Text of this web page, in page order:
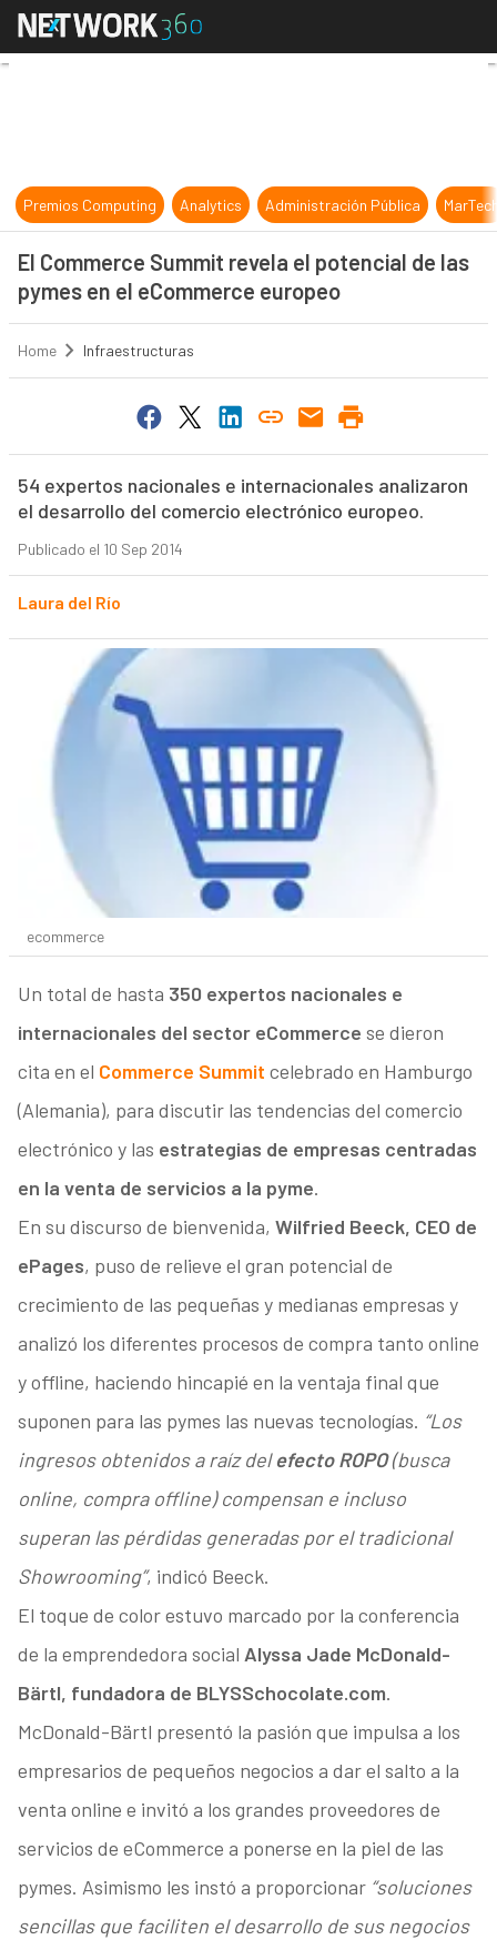
El Commerce Summit revela el
Premios Computing Analytics Administración Pública
El Commerce Summit revela el potencial de las
pymes en el eCommerce europeo
Home Infraestructuras
54 expertos nacionales e internacionales analizaron
el desarrollo del comercio electrónico europeo.
Publicado el 10 Sep 2014
Laura del Río
ecommerce
Un total de hasta 350 expertos nacionales e
internacionales del sector eCommerce se dieron
cita en el Commerce Summit celebrado en Hamburgo
(Alemania), para discutir las tendencias del comercio
electrónico y las estrategias de empresas centradas
en la venta de servicios a la pyme.
En su discurso de bienvenida, Wilfried Beeck, CEO de
ePages, puso de relieve el gran potencial de
crecimiento de las pequeñas y medianas empresas y
analizó los diferentes procesos de compra tanto online
y offline, haciendo hincapié en la ventaja final que
suponen para las pymes las nuevas tecnologías. “Los
ingresos obtenidos a raíz delefecto ROPO(busca
online, compra offline) compensan e incluso
superan las pérdidas generadas por el tradicional
Showrooming”, indicó Beeck.
El toque de color estuvo marcado por la conferencia
de la emprendedora social Alyssa Jade McDonald-
Bärtl, fundadora de BLYSSchocolate.com.
McDonald-Bärtl presentó la pasión que impulsa a los
empresarios de pequeños negocios a dar el salto a la
venta online e invitó a los grandes proveedores de
servicios de eCommerce a ponerse en la piel de las
pymes. Asimismo les instó a proporcionar “soluciones
sencillas que faciliten el desarrollo de sus negocios